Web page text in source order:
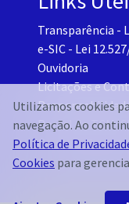
Transparência -
e-SIC - Lei
Ouvidoria
Licitações e
Portal do TCM-
Governo
Utilizamos cookies
navegação. Ao
Política de
Cookies para